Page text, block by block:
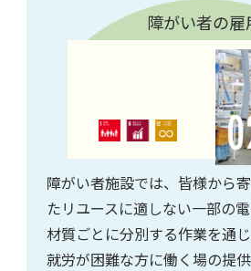
障がい者の雇
障がい者施設では、皆様から
たリユースに適しない一部の
材質ごとに分別する作業を通
就労が困難な方に働く場の提